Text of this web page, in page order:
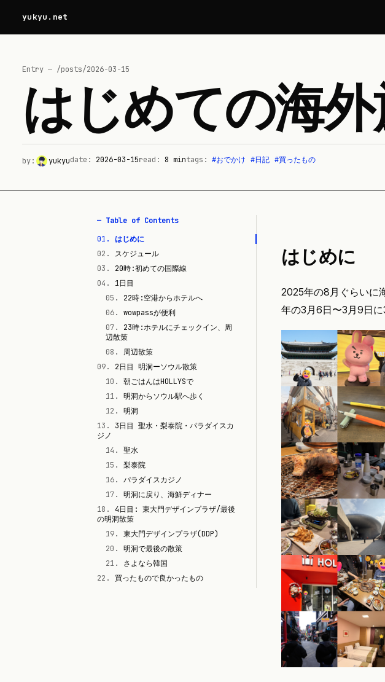
yukyu.net
Entry — /posts/2026-03-15
はじめての海外
by: yukyudate: 2026-03-15read: 8 mintags: #おでかけ #日記 #買ったもの
— Table of Contents
01 .
はじめに
02 .
スケジュール
03 .
20時:初めての国際線
04 .
1日目
05 .
22時:空港からホテルへ
06.
wowpassが便利
07.
23時:ホテルにチェックイン、周
辺散策
08 .
周辺散策
09.
2日目 明洞ーソウル散策
10 .
朝ごはんはHOLLYSで
11 .
明洞からソウル駅へ歩く
12 .
明洞
13 .
3日目 聖水・梨泰院・パラダイスカ
ジノ
14 .
聖水
15 .
梨泰院
16.
パラダイスカジノ
17.
明洞に戻り、海鮮ディナー
18 .
4日目: 東大門デザインプラザ/最後
の明洞散策
19.
東大門デザインプラザ(DDP)
20 .
明洞で最後の散策
21 .
さよなら韓国
22 . 買ったもので良かったもの
はじめに
2025年の8月ぐらいに
年の3月6日〜3月9日に